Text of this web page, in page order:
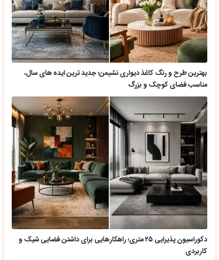
بهترین طرح و رنگ کاغذ دیواری نشیمن؛ جدید ترین ایده های سال،
مناسب فضای کوچک و بزرگ
دکوراسیون پذیرایی ۲۵ متری؛ راهکارهایی برای داشتن فضایی شیک و
کاربردی